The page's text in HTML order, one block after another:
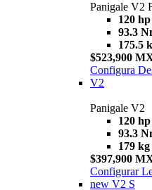
Panigale V2
120 hp
93.3
175.5
$523,900
Configura
V2
Panigale V2
120 hp
93.3
179 kg
$397,900
Configurar
new V2 S